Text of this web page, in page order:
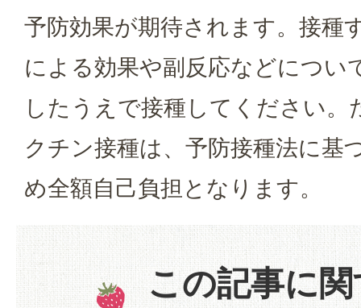
予防効果が期待されます。接種
による効果や副反応などについ
したうえで接種してください。
クチン接種は、予防接種法に基
め全額自己負担となります。
この記事に